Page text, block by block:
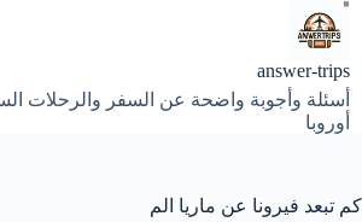
التجاوز
إلى
answer-trips
أسئلة وأجوبة واضحة عن السفر والرحلات
أوروبا
كم تبعد فيرونا عن ماريا الم